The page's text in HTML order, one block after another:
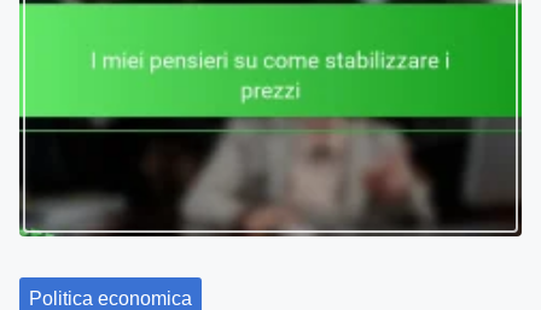
Politica economica